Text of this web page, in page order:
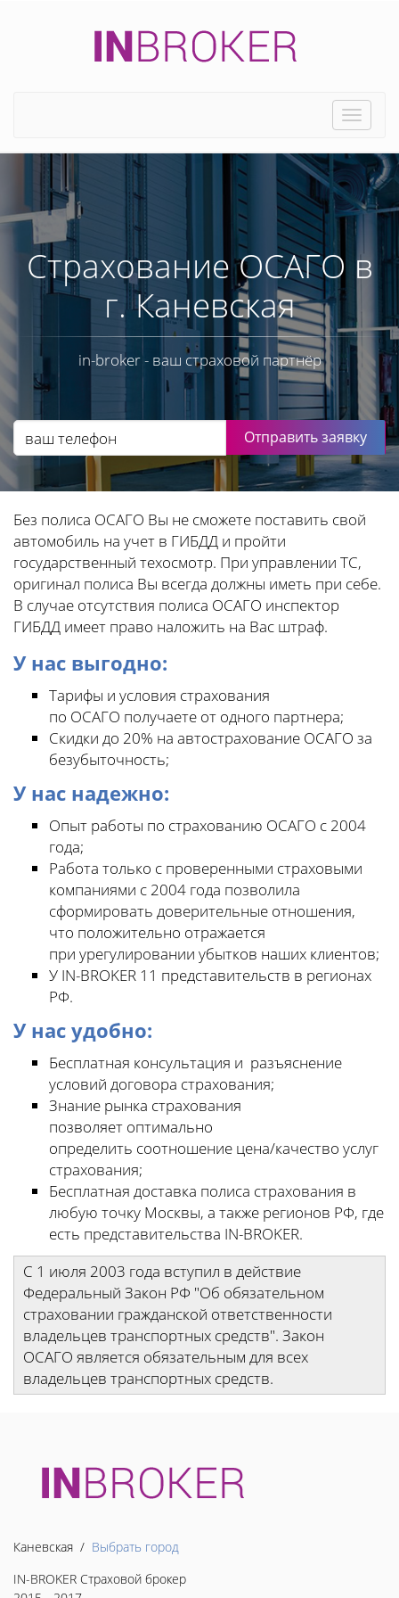
Toggle
Страхование ОСАГО в
г. Каневская
in-broker - ваш страховой партнёр
Отправить заявку
Без полиса ОСАГО Вы не сможете поставить свой
автомобиль на учет в ГИБДД и пройти
государственный техосмотр. При управлении ТС,
оригинал полиса Вы всегда должны иметь при себе.
В случае отсутствия полиса ОСАГО инспектор
ГИБДД имеет право наложить на Вас штраф.
У нас выгодно:
Тарифы и условия страхования
по ОСАГО получаете от одного партнера;
Скидки до 20% на автострахование ОСАГО за
безубыточность;
У нас надежно:
Опыт работы по страхованию ОСАГО с 2004
года;
Работа только с проверенными страховыми
компаниями с 2004 года позволила
сформировать доверительные отношения,
что положительно отражается
при урегулировании убытков наших клиентов;
У IN-BROKER 11 представительств в регионах
РФ.
У нас удобно:
Бесплатная консультация и разъяснение
условий договора страхования;
Знание рынка страхования
позволяет оптимально
определить соотношение цена/качество услуг
страхования;
Бесплатная доставка полиса страхования в
любую точку Москвы, а также регионов РФ, где
есть представительства IN-BROKER.
С 1 июля 2003 года вступил в действие
Федеральный Закон РФ "Об обязательном
страховании гражданской ответственности
владельцев транспортных средств". Закон
ОСАГО является обязательным для всех
владельцев транспортных средств.
Каневская / Выбрать город
IN-BROKER Страховой брокер